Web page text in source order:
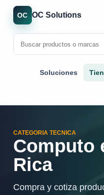
OC OC Solutions
Soluciones
CATEGORIA TECNICA
Computo
Rica
Compra y cotiza